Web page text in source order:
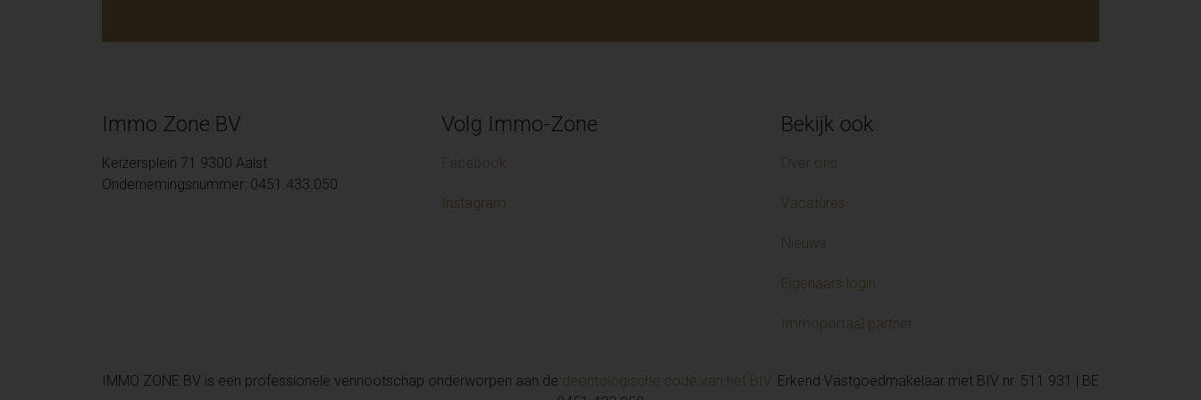
Immo Zone BV
Keizersplein 71 9300 Aalst
Ondernemingsnummer: 0451.433.050
Volg Immo-Zone
Facebook
Instagram
Bekijk ook
Over ons
Vacatures
Nieuws
Eigenaars login
Immoportaal partner
IMMO ZONE BV is een professionele vennootschap onderworpen aan de deontologische code van het BIV. Erkend Vastgoedmakelaar met BIV nr. 511 931 | BE